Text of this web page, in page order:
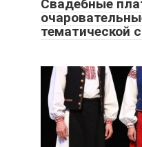
Свадебные
тематической